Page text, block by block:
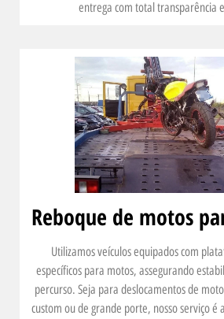
entrega com total transparência
Reboque de motos
Utilizamos veículos equipados com
específicos para motos, assegurando
percurso. Seja para deslocamentos de
custom ou de grande porte, nosso serviço